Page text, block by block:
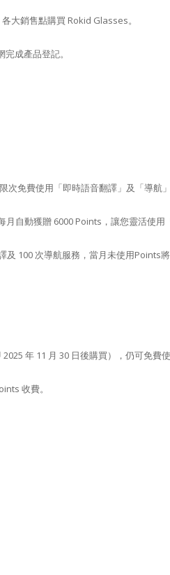
大銷售點購買 Rokid Glasses。
成產品登記。
次免費使用「即時語音翻譯」及「導航」
月自動獲贈 6000 Points，讓您靈活使用
100 次導航服務，當月未使用Points將
年 11 月 30 日後購買），仍可免費使
收費。